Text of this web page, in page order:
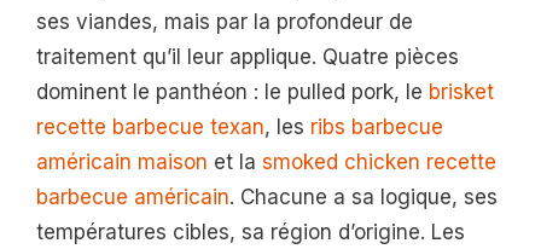
ses viandes, mais par la profondeur de
traitement qu’il leur applique. Quatre pièces
dominent le panthéon : le pulled pork, le brisket
recette barbecue texan, les ribs barbecue
américain maison et la smoked chicken recette
barbecue américain. Chacune a sa logique, ses
températures cibles, sa région d’origine. Les